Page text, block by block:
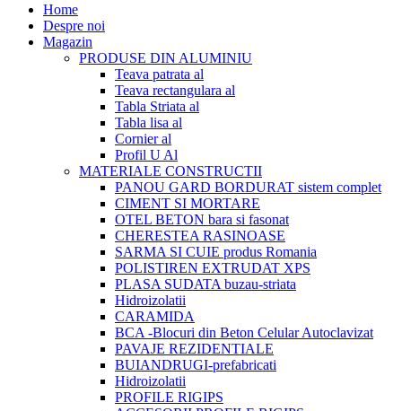
Home
Despre noi
Magazin
PRODUSE DIN ALUMINIU
Teava patrata al
Teava rectangulara al
Tabla Striata al
Tabla lisa al
Cornier al
Profil U Al
MATERIALE CONSTRUCTII
PANOU GARD BORDURAT sistem complet
CIMENT SI MORTARE
OTEL BETON bara si fasonat
CHERESTEA RASINOASE
SARMA SI CUIE produs Romania
POLISTIREN EXTRUDAT XPS
PLASA SUDATA buzau-striata
Hidroizolatii
CARAMIDA
BCA -Blocuri din Beton Celular Autoclavizat
PAVAJE REZIDENTIALE
BUIANDRUGI-prefabricati
Hidroizolatii
PROFILE RIGIPS